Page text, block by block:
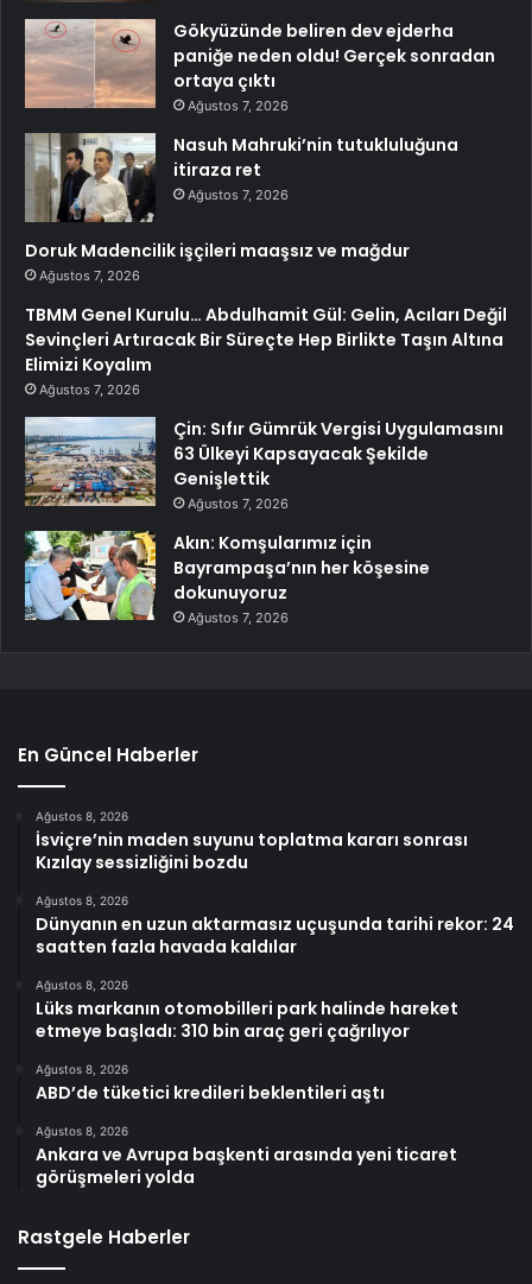
Gökyüzünde beliren dev ejderha
paniğe neden oldu! Gerçek sonradan
ortaya çıktı
Ağustos 7, 2026
Nasuh Mahruki’nin tutukluluğuna
itiraza ret
Ağustos 7, 2026
Doruk Madencilik işçileri maaşsız ve mağdur
Ağustos 7, 2026
TBMM Genel Kurulu… Abdulhamit Gül: Gelin, Acıları Değil
Sevinçleri Artıracak Bir Süreçte Hep Birlikte Taşın Altına
Elimizi Koyalım
Ağustos 7, 2026
Çin: Sıfır Gümrük Vergisi Uygulamasını
63 Ülkeyi Kapsayacak Şekilde
Genişlettik
Ağustos 7, 2026
Akın: Komşularımız için
Bayrampaşa’nın her köşesine
dokunuyoruz
Ağustos 7, 2026
En Güncel Haberler
Ağustos 8, 2026
İsviçre’nin maden suyunu toplatma kararı sonrası
Kızılay sessizliğini bozdu
Ağustos 8, 2026
Dünyanın en uzun aktarmasız uçuşunda tarihi rekor: 24
saatten fazla havada kaldılar
Ağustos 8, 2026
Lüks markanın otomobilleri park halinde hareket
etmeye başladı: 310 bin araç geri çağrılıyor
Ağustos 8, 2026
ABD’de tüketici kredileri beklentileri aştı
Ağustos 8, 2026
Ankara ve Avrupa başkenti arasında yeni ticaret
görüşmeleri yolda
Rastgele Haberler